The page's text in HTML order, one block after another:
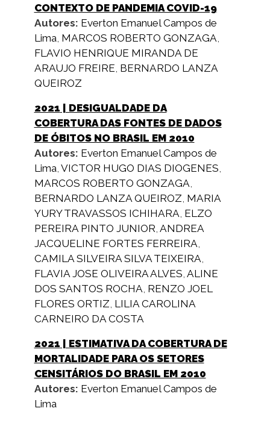
CONTEXTO DE PANDEMIA COVID-19
Autores: Everton Emanuel Campos de
Lima, MARCOS ROBERTO GONZAGA,
FLAVIO HENRIQUE MIRANDA DE
ARAUJO FREIRE, BERNARDO LANZA
QUEIROZ
2021 | DESIGUALDADE DA
COBERTURA DAS FONTES DE DADOS
DE ÓBITOS NO BRASIL EM 2010
Autores: Everton Emanuel Campos de
Lima, VICTOR HUGO DIAS DIOGENES,
MARCOS ROBERTO GONZAGA,
BERNARDO LANZA QUEIROZ, MARIA
YURY TRAVASSOS ICHIHARA, ELZO
PEREIRA PINTO JUNIOR, ANDREA
JACQUELINE FORTES FERREIRA,
CAMILA SILVEIRA SILVA TEIXEIRA,
FLAVIA JOSE OLIVEIRA ALVES, ALINE
DOS SANTOS ROCHA, RENZO JOEL
FLORES ORTIZ, LILIA CAROLINA
CARNEIRO DA COSTA
2021 | ESTIMATIVA DA COBERTURA DE
MORTALIDADE PARA OS SETORES
CENSITÁRIOS DO BRASIL EM 2010
Autores: Everton Emanuel Campos de
Lima